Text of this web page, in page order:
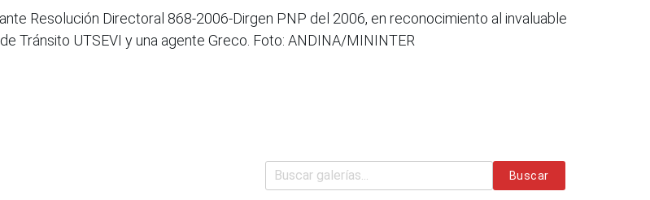
Resolución Directoral 868-2006-Dirgen PNP del 2006, en reconocimiento al invaluable
Tránsito UTSEVI y una agente Greco. Foto: ANDINA/MININTER
Buscar